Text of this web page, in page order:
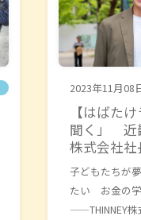
2023年11月08
【はばた
聞く」 近
株式会社社
子どもたちが
たい お金の学
——THINNEY